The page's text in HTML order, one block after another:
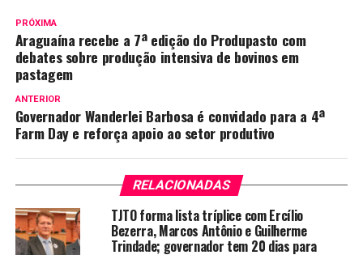
PRÓXIMA
Araguaína recebe a 7ª edição do Produpasto com
debates sobre produção intensiva de bovinos em
pastagem
ANTERIOR
Governador Wanderlei Barbosa é convidado para a 4ª
Farm Day e reforça apoio ao setor produtivo
RELACIONADAS
TJTO forma lista tríplice com Ercílio
Bezerra, Marcos Antônio e Guilherme
Trindade; governador tem 20 dias para